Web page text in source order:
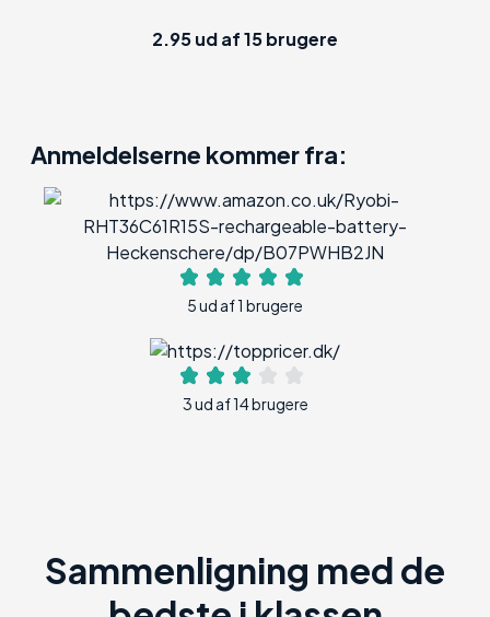
2.95ud af15brugere
Anmeldelserne kommer fra:
5 ud af 1 brugere
3 ud af 14 brugere
Sammenligning med de